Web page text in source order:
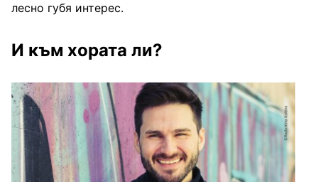
лесно губя интерес.
И към хората ли?